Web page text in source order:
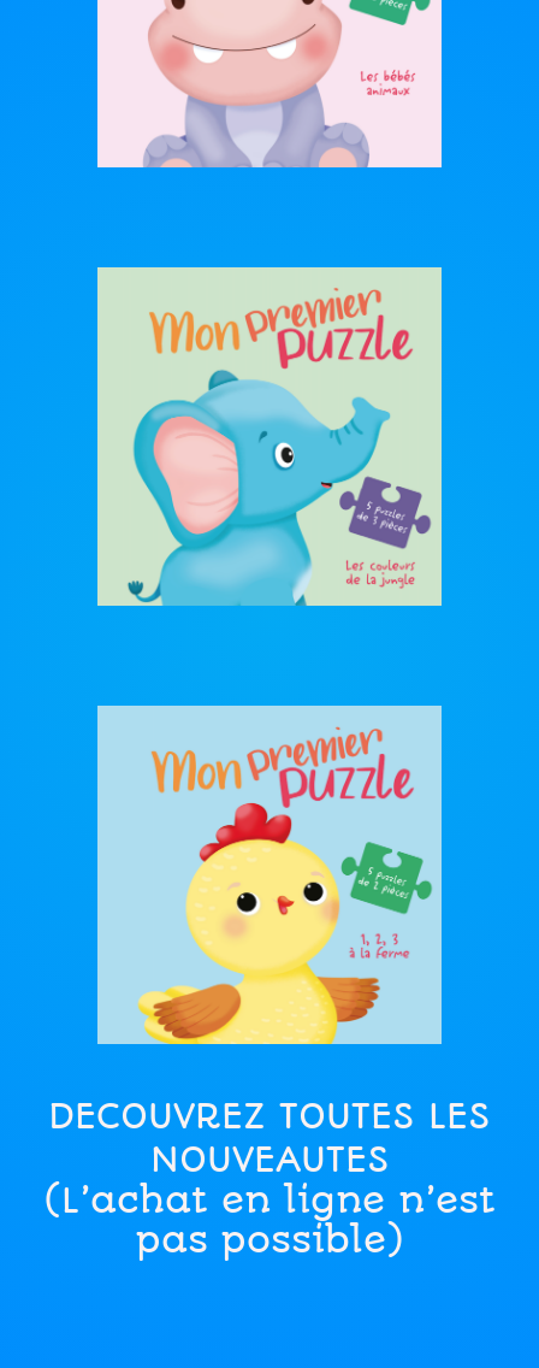
DECOUVREZ TOUTES LES
NOUVEAUTES
(L’achat en ligne n’est
pas possible)